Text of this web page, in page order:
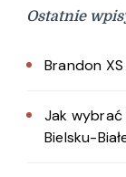
Ostatnie
Brandon
Jak
Bielsku-